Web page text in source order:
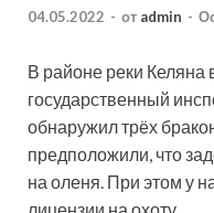
04.05.2022 - от admin -
В районе реки Келяна
государственный
обнаружил трёх
предположили, что
на оленя. При этом у
лицензии на охоту.